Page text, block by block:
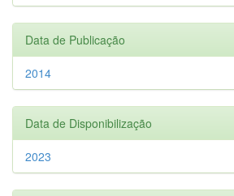
Data de Publicação
2014
Data de Disponibilização
2023